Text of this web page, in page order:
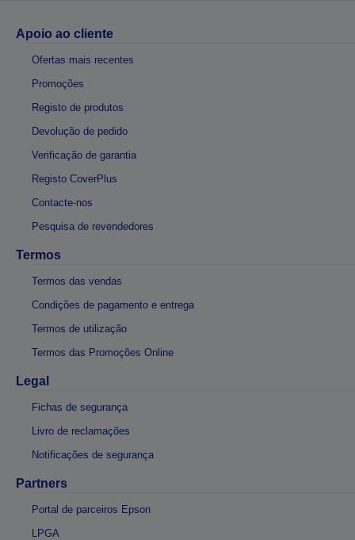
Apoio ao cliente
Ofertas mais recentes
Promoções
Registo de produtos
Devolução de pedido
Verificação de garantia
Registo CoverPlus
Contacte-nos
Pesquisa de revendedores
Termos
Termos das vendas
Condições de pagamento e entrega
Termos de utilização
Termos das Promoções Online
Legal
Fichas de segurança
Livro de reclamações
Notificações de segurança
Partners
Portal de parceiros Epson
LPGA